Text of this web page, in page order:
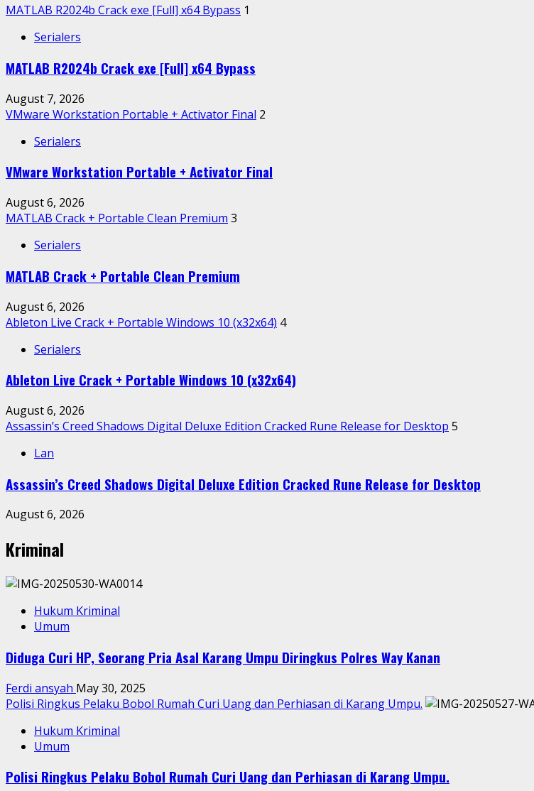
MATLAB R2024b Crack exe [Full] x64 Bypass 1
Serialers
MATLAB R2024b Crack exe [Full] x64 Bypass
August 7, 2026
VMware Workstation Portable + Activator Final 2
Serialers
VMware Workstation Portable + Activator Final
August 6, 2026
MATLAB Crack + Portable Clean Premium 3
Serialers
MATLAB Crack + Portable Clean Premium
August 6, 2026
Ableton Live Crack + Portable Windows 10 (x32x64) 4
Serialers
Ableton Live Crack + Portable Windows 10 (x32x64)
August 6, 2026
Assassin’s Creed Shadows Digital Deluxe Edition Cracked Rune Release for Desktop 5
Lan
Assassin’s Creed Shadows Digital Deluxe Edition Cracked Rune Release for Desktop
August 6, 2026
Kriminal
Hukum Kriminal
Umum
Diduga Curi HP, Seorang Pria Asal Karang Umpu Diringkus Polres Way Kanan
Ferdi ansyah May 30, 2025
Polisi Ringkus Pelaku Bobol Rumah Curi Uang dan Perhiasan di Karang Umpu.
Hukum Kriminal
Umum
Polisi Ringkus Pelaku Bobol Rumah Curi Uang dan Perhiasan di Karang Umpu.